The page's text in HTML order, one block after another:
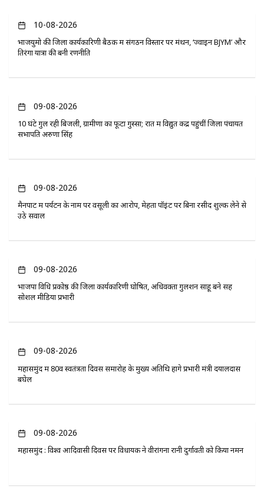
10-08-2026
भाजयुमो की जिला कार्यकारिणी बैठक में संगठन विस्तार पर मंथन, ‘ज्वाइन BJYM’ और
तिरंगा यात्रा की बनी रणनीति
09-08-2026
10 घंटे गुल रही बिजली, ग्रामीणों का फूटा गुस्सा; रात में विद्युत केंद्र पहुंचीं जिला पंचायत
सभापति अरुणा सिंह
09-08-2026
मैनपाट में पर्यटन के नाम पर वसूली का आरोप, मेहता पॉइंट पर बिना रसीद शुल्क लेने से
उठे सवाल
09-08-2026
भाजपा विधि प्रकोष्ठ की जिला कार्यकारिणी घोषित, अधिवक्ता गुलशन साहू बने सह
सोशल मीडिया प्रभारी
09-08-2026
महासमुंद में 80वें स्वतंत्रता दिवस समारोह के मुख्य अतिथि होंगे प्रभारी मंत्री दयालदास
बघेल
09-08-2026
महासमुंद : विश्व आदिवासी दिवस पर विधायक ने वीरांगना रानी दुर्गावती को किया नमन